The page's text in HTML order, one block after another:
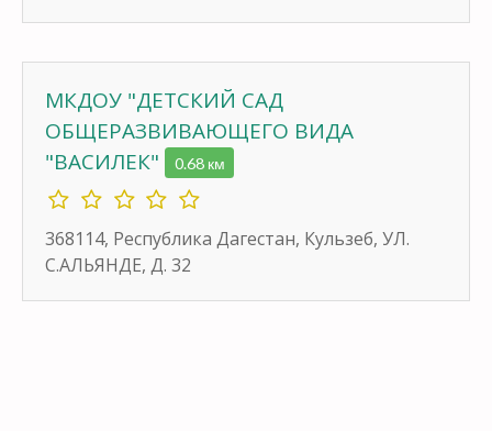
МКДОУ "ДЕТСКИЙ САД
ОБЩЕРАЗВИВАЮЩЕГО ВИДА
"ВАСИЛЕК"
0.68 км
368114, Республика Дагестан, Кульзеб, УЛ.
С.АЛЬЯНДЕ, Д. 32